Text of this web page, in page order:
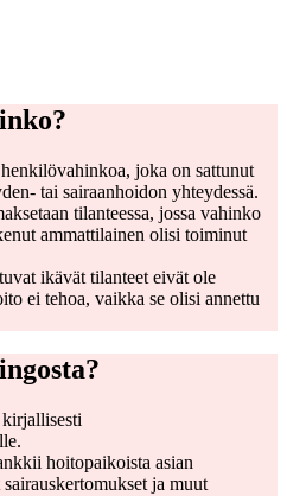
joka on sattunut
tai sairaanhoidon yhteydessä.
tilanteessa, jossa vahinko
ammattilainen olisi toiminut
ikävät tilanteet eivät ole
ei tehoa, vaikka se olisi annettu
hoitopaikoista asian
ja muut